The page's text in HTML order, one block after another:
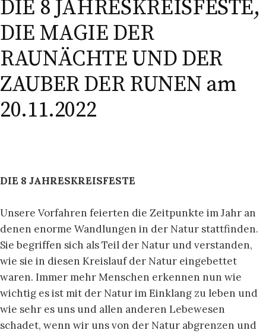
l
t
DIE 8 JAHRESKREISFESTE,
DIE MAGIE DER
RAUNÄCHTE UND DER
ZAUBER DER RUNEN am
20.11.2022
DIE 8 JAHRESKREISFESTE
Unsere Vorfahren feierten die Zeitpunkte im Jahr an
denen enorme Wandlungen in der Natur stattfinden.
Sie begriffen sich als Teil der Natur und verstanden,
wie sie in diesen Kreislauf der Natur eingebettet
waren. Immer mehr Menschen erkennen nun wie
wichtig es ist mit der Natur im Einklang zu leben und
wie sehr es uns und allen anderen Lebewesen
schadet, wenn wir uns von der Natur abgrenzen und